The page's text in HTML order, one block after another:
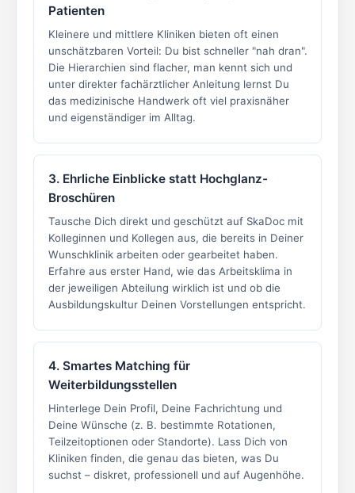
Patienten
Kleinere und mittlere Kliniken bieten oft einen
unschätzbaren Vorteil: Du bist schneller "nah dran".
Die Hierarchien sind flacher, man kennt sich und
unter direkter fachärztlicher Anleitung lernst Du
das medizinische Handwerk oft viel praxisnäher
und eigenständiger im Alltag.
3. Ehrliche Einblicke statt Hochglanz-
Broschüren
Tausche Dich direkt und geschützt auf SkaDoc mit
Kolleginnen und Kollegen aus, die bereits in Deiner
Wunschklinik arbeiten oder gearbeitet haben.
Erfahre aus erster Hand, wie das Arbeitsklima in
der jeweiligen Abteilung wirklich ist und ob die
Ausbildungskultur Deinen Vorstellungen entspricht.
4. Smartes Matching für
Weiterbildungsstellen
Hinterlege Dein Profil, Deine Fachrichtung und
Deine Wünsche (z. B. bestimmte Rotationen,
Teilzeitoptionen oder Standorte). Lass Dich von
Kliniken finden, die genau das bieten, was Du
suchst – diskret, professionell und auf Augenhöhe.